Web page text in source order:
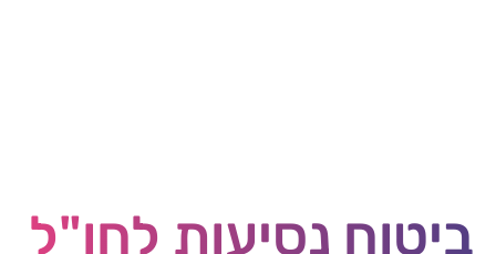
ביטוח נסיעות לחו"ל